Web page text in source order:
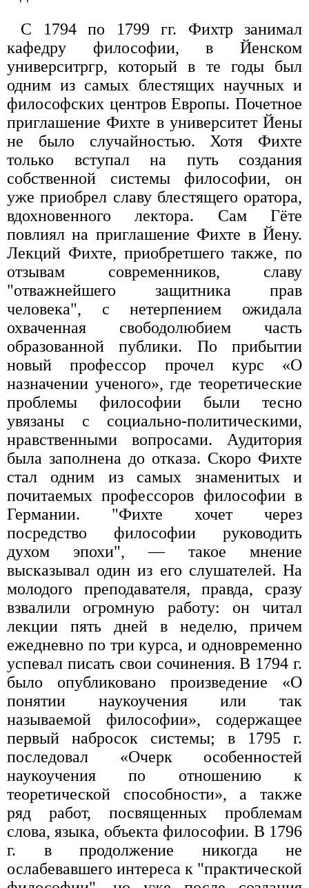
С 1794 по 1799 гг. Фихтр занимал
кафедру философии, в Йенском
университргр, который в те годы был
одним из самых блестящих научных и
философских центров Европы. Почетное
приглашение Фихте в университет Йены
не было случайностью. Хотя Фихте
только вступал на путь создания
собственной системы философии, он
уже приобрел славу блестящего оратора,
вдохновенного лектора. Сам Гёте
повлиял на приглашение Фихте в Йену.
Лекций Фихте, приобретшего также, по
отзывам современников, славу
"отважнейшего защитника прав
человека", с нетерпением ожидала
охваченная свободолюбием часть
образованной публики. По прибытии
новый профессор прочел курс «О
назначении ученого», где теоретические
проблемы философии были тесно
увязаны с социально-политическими,
нравственными вопросами. Аудитория
была заполнена до отказа. Скоро Фихте
стал одним из самых знаменитых и
почитаемых профессоров философии в
Германии. "Фихте хочет через
посредство философии руководить
духом эпохи", — такое мнение
высказывал один из его слушателей. На
молодого преподавателя, правда, сразу
взвалили огромную работу: он читал
лекции пять дней в неделю, причем
ежедневно по три курса, и одновременно
успевал писать свои сочинения. В 1794 г.
было опубликовано произведение «О
понятии наукоучения или так
называемой философии», содержащее
первый набросок системы; в 1795 г.
последовал «Очерк особенностей
наукоучения по отношению к
теоретической способности», а также
ряд работ, посвященных проблемам
слова, языка, объекта философии. В 1796
г. в продолжение никогда не
ослабевавшего интереса к "практической